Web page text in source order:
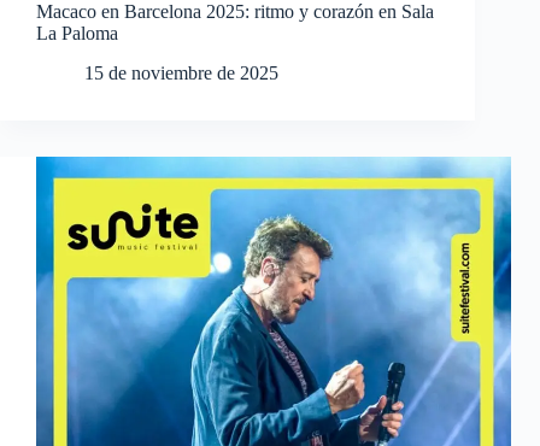
Macaco en Barcelona 2025: ritmo y corazón en Sala
La Paloma
15 de noviembre de 2025